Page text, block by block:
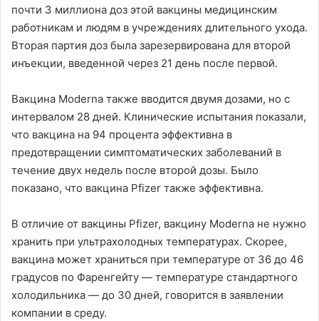
почти 3 миллиона доз этой вакцины медицинским
работникам и людям в учреждениях длительного ухода.
Вторая партия доз была зарезервирована для второй
инъекции, введенной через 21 день после первой.
Вакцина Moderna также вводится двумя дозами, но с
интервалом 28 дней. Клинические испытания показали,
что вакцина на 94 процента эффективна в
предотвращении симптоматических заболеваний в
течение двух недель после второй дозы. Было
показано, что вакцина Pfizer также эффективна.
В отличие от вакцины Pfizer, вакцину Moderna не нужно
хранить при ультрахолодных температурах. Скорее,
вакцина может храниться при температуре от 36 до 46
градусов по Фаренгейту — температуре стандартного
холодильника — до 30 дней, говорится в заявлении
компании в среду.